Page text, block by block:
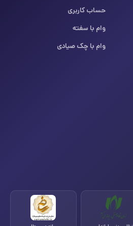
حساب کاربری
وام با سفته
وام با چک صیادی